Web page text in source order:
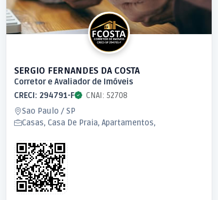
SERGIO FERNANDES DA COSTA
Corretor e Avaliador de Imóveis
CRECI: 294791-F
CNAI: 52708
Sao Paulo / SP
Casas, Casa De Praia, Apartamentos,